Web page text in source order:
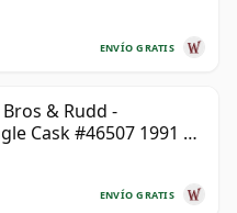
ENVÍO GRATIS
& Rudd -
Cask #46507 1991 31
ENVÍO GRATIS